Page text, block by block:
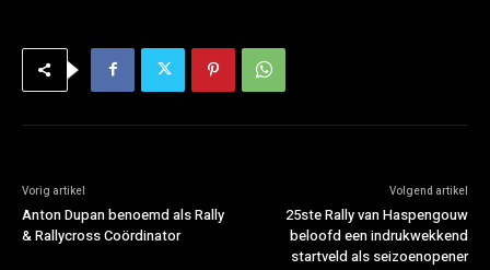
Vorig artikel
Anton Dupan benoemd als Rally
& Rallycross Coördinator
Volgend artikel
25ste Rally van Haspengouw
beloofd een indrukwekkend
startveld als seizoenopener